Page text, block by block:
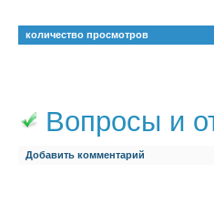
количество просмотров
Вопросы и
Добавить комментарий